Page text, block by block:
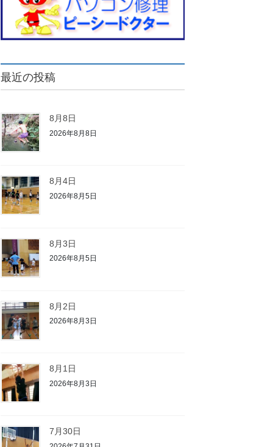
最近の投稿
8月8日
2026年8月8日
8月4日
2026年8月5日
8月3日
2026年8月5日
8月2日
2026年8月3日
8月1日
2026年8月3日
7月30日